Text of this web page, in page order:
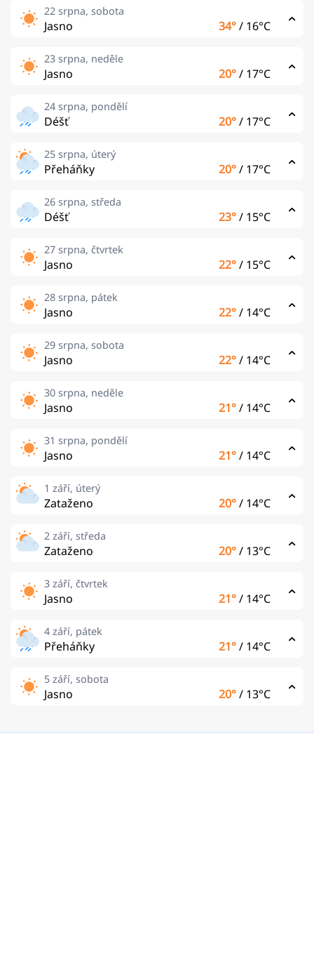
22 srpna, sobota
Jasno 34°/ 16°C
23 srpna, neděle
Jasno 20°/ 17°C
24 srpna, pondělí
Déšť 20°/ 17°C
25 srpna, úterý
Přeháňky 20°/ 17°C
26 srpna, středa
Déšť 23°/ 15°C
27 srpna, čtvrtek
Jasno 22°/ 15°C
28 srpna, pátek
Jasno 22°/ 14°C
29 srpna, sobota
Jasno 22°/ 14°C
30 srpna, neděle
Jasno 21°/ 14°C
31 srpna, pondělí
Jasno 21°/ 14°C
1 září, úterý
Zataženo 20°/ 14°C
2 září, středa
Zataženo 20°/ 13°C
3 září, čtvrtek
Jasno 21°/ 14°C
4 září, pátek
Přeháňky 21°/ 14°C
5 září, sobota
Jasno 20°/ 13°C